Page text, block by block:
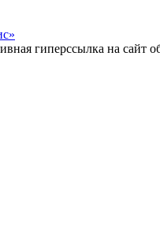
гиперссылка на сайт